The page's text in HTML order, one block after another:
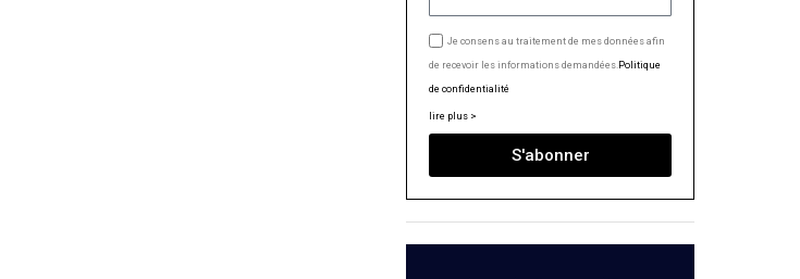
Je consens au traitement de mes données afin
de recevoir les informations demandées.Politique
de confidentialité
lire plus >
S'abonner